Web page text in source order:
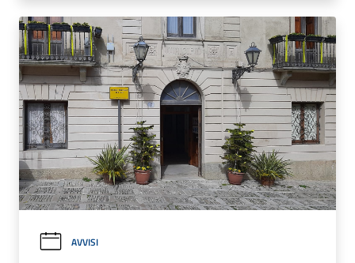
AVVISI